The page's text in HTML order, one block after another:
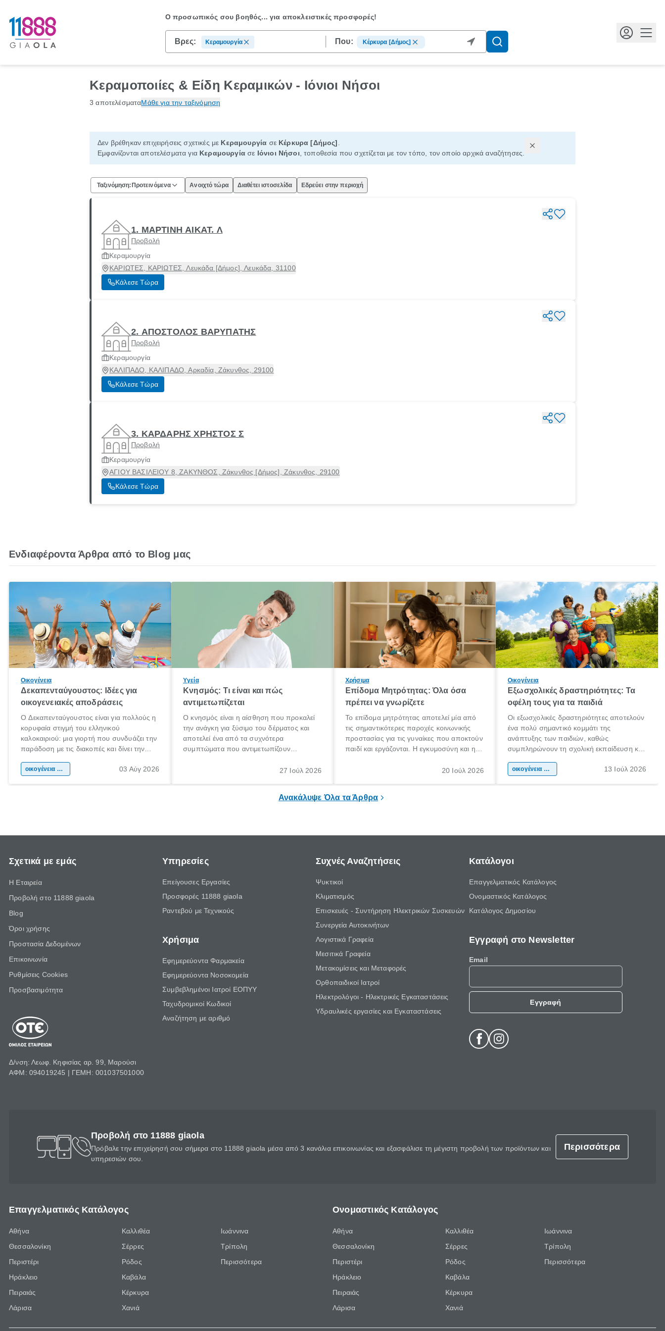
Ο προσωπικός σου βοηθός...για αποκλειστικές προσφορές!
Βρες: Κεραμουργία Που: Κέρκυρα [Δήμος]
Κεραμοποιίες & Είδη Κεραμικών - Ιόνιοι Νήσοι
3 αποτελέσματαΜάθε για την ταξινόμηση
Δεν βρέθηκαν επιχειρήσεις σχετικές με Κεραμουργία σε Κέρκυρα [Δήμος]
Εμφανίζονται αποτελέσματα για Κεραμουργίασε Ιόνιοι Νήσοι , τοποθεσία που σχετίζεται με τον τόπο, τον οποίο αρχικά αναζήτησες.
Ταξινόμηση: Προτεινόμενα Ανοιχτό τώρα Διαθέτει ιστοσελίδα Εδρεύει στην περιοχή
1. ΜΑΡΤΙΝΗ ΑΙΚΑΤ. Λ
Προβολή
Κεραμουργία
ΚΑΡΙΩΤΕΣ, ΚΑΡΙΩΤΕΣ, Λευκάδα [Δήμος], Λευκάδα, 31100
Κάλεσε Τώρα
2. ΑΠΟΣΤΟΛΟΣ ΒΑΡΥΠΑΤΗΣ
Προβολή
Κεραμουργία
ΚΑΛΙΠΑΔΟ, ΚΑΛΙΠΑΔΟ, Αρκαδία, Ζάκυνθος, 29100
Κάλεσε Τώρα
3. ΚΑΡΔΑΡΗΣ ΧΡΗΣΤΟΣ Σ
Προβολή
Κεραμουργία
ΑΓΙΟΥ ΒΑΣΙΛΕΙΟΥ 8, ΖΑΚΥΝΘΟΣ, Ζάκυνθος [Δήμος], Ζάκυνθος, 29100
Κάλεσε Τώρα
Ενδιαφέροντα Άρθρα από το Blog μας
Οικογένεια
Δεκαπενταύγουστος: Ιδέες για
οικογενειακές αποδράσεις
Ο Δεκαπενταύγουστος είναι για πολλούς η
κορυφαία στιγμή του ελληνικού
καλοκαιριού: μια γιορτή που συνδυάζει την
παράδοση με τις διακοπές και δίνει την
χώρας. Είτε πρόκειται για λίγες μέρες
οικογένεια & παιδί 03 Αύγ 2026
Υγεία
Κνησμός: Τι είναι και πώς
αντιμετωπίζεται
Ο κνησμός είναι η αίσθηση που προκαλεί
την ανάγκη για ξύσιμο του δέρματος και
αποτελεί ένα από τα συχνότερα
συμπτώματα που αντιμετωπίζουν
πληροφορίες για το «κνησμός τι είναι»,
27 Ιούλ 2026
Χρήσιμα
Επίδομα Μητρότητας: Όλα όσα
πρέπει να γνωρίζετε
Το επίδομα μητρότητας αποτελεί μία από
τις σημαντικότερες παροχές κοινωνικής
προστασίας για τις γυναίκες που αποκτούν
παιδί και εργάζονται. Η εγκυμοσύνη και η
σημαντική περίοδος στη ζωή κάθε20 Ιούλ 2026
Οικογένεια
Εξωσχολικές δραστηριότητες: Τα
οφέλη τους για τα παιδιά
Οι εξωσχολικές δραστηριότητες αποτελούν
ένα πολύ σημαντικό κομμάτι της
ανάπτυξης των παιδιών, καθώς
συμπληρώνουν τη σχολική εκπαίδευση και
της προσωπικότητας, της κοινωνικότητας
οικογένεια & παιδί 13 Ιούλ 2026
Ανακάλυψε Όλα τα Άρθρα
Σχετικά με εμάς
Η Εταιρεία
Προβολή στο 11888 giaola
Blog
Όροι χρήσης
Προστασία Δεδομένων
Επικοινωνία
Ρυθμίσεις Cookies
Προσβασιμότητα
Δ/νση: Λεωφ. Κηφισίας αρ. 99, Μαρούσι
ΑΦΜ: 094019245 | ΓΕΜΗ: 001037501000
Υπηρεσίες
Επείγουσες Εργασίες
Προσφορές 11888 giaola
Ραντεβού με Τεχνικούς
Χρήσιμα
Εφημερεύοντα Φαρμακεία
Εφημερεύοντα Νοσοκομεία
Συμβεβλημένοι Ιατροί ΕΟΠΥΥ
Ταχυδρομικοί Κωδικοί
Αναζήτηση με αριθμό
Συχνές Αναζητήσεις
Ψυκτικοί
Κλιματισμός
Επισκευές - Συντήρηση Ηλεκτρικών Συσκευών
Συνεργεία Αυτοκινήτων
Λογιστικά Γραφεία
Μεσιτικά Γραφεία
Μετακομίσεις και Μεταφορές
Ορθοπαιδικοί Ιατροί
Ηλεκτρολόγοι - Ηλεκτρικές Εγκαταστάσεις
Υδραυλικές εργασίες και Εγκαταστάσεις
Κατάλογοι
Επαγγελματικός Κατάλογος
Ονομαστικός Κατάλογος
Κατάλογος Δημοσίου
Εγγραφή στο Newsletter
Email
Εγγραφή
Προβολή στο 11888 giaola
Πρόβαλε την επιχείρησή σου σήμερα στο 11888 giaola μέσα από 3 κανάλια επικοινωνίας και εξασφάλισε τη μέγιστη προβολή των προϊόντων και
υπηρεσιών σου.
Περισσότερα
Επαγγελματικός Κατάλογος
Αθήνα
Θεσσαλονίκη
Περιστέρι
Ηράκλειο
Πειραιάς
Λάρισα
Καλλιθέα
Σέρρες
Ρόδος
Καβάλα
Κέρκυρα
Χανιά
Ιωάννινα
Τρίπολη
Περισσότερα
Ονομαστικός Κατάλογος
Αθήνα
Θεσσαλονίκη
Περιστέρι
Ηράκλειο
Πειραιάς
Λάρισα
Καλλιθέα
Σέρρες
Ρόδος
Καβάλα
Κέρκυρα
Χανιά
Ιωάννινα
Τρίπολη
Περισσότερα